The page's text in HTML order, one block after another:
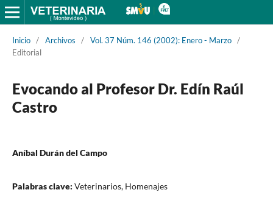
Inicio / Archivos / Vol. 37 Núm. 146 (2002): Enero - Marzo /
Editorial
Evocando al Profesor Dr. Edín Raúl
Castro
Aníbal Durán del Campo
Palabras clave: Veterinarios, Homenajes